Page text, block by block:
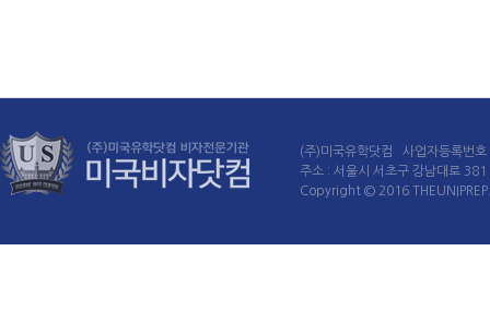
(주)미국유학닷컴 사업자등록번
주소 : 서울시 서초구 강남대로
Copyright © 2016